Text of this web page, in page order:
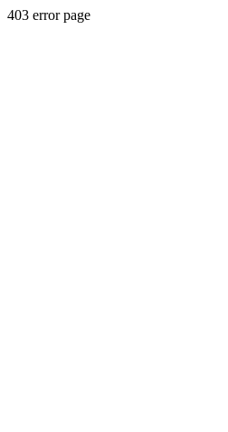
403 error page